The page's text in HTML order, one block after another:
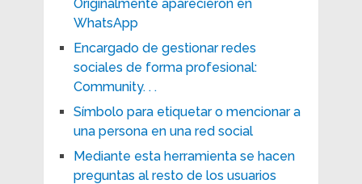
Originalmente aparecieron en
WhatsApp
Encargado de gestionar redes
sociales de forma profesional:
Community. . .
Símbolo para etiquetar o mencionar a
una persona en una red social
Mediante esta herramienta se hacen
preguntas al resto de los usuarios